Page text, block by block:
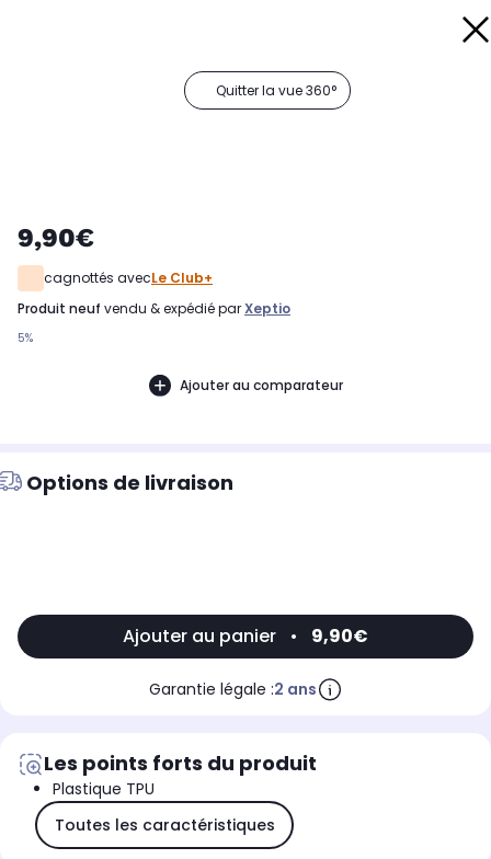
Quitter la vue 360°
9,90€
cagnottés avecLe Club+
produit neuf vendu & expédié parXeptio
5%
Ajouter au comparateur
Options de livraison
Ajouter au panier • 9,90€
Garantie légale :2 ans
Les points forts du produit
Plastique TPU
Toutes les caractéristiques